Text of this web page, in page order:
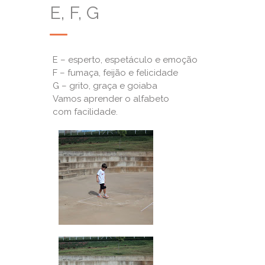
E, F, G
E – esperto, espetáculo e emoção
F – fumaça, feijão e felicidade
G – grito, graça e goiaba
Vamos aprender o alfabeto
com facilidade.